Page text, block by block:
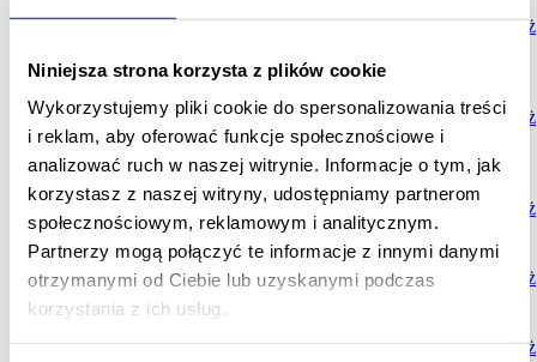
Niniejsza strona korzysta z plików cookie
Wykorzystujemy pliki cookie do spersonalizowania treści
i reklam, aby oferować funkcje społecznościowe i
analizować ruch w naszej witrynie. Informacje o tym, jak
korzystasz z naszej witryny, udostępniamy partnerom
społecznościowym, reklamowym i analitycznym.
Partnerzy mogą połączyć te informacje z innymi danymi
otrzymanymi od Ciebie lub uzyskanymi podczas
korzystania z ich usług.
N4 96 34,41 2 drugie sprzedane 305,00 Pokaż
N4 13 69,22 4 trzecie sprzedane zł827
179,00
zł
Pokaż
50,90 sprzedane
488
zł
Pokaż
N4 15 67,81 4 trzecie sprzedane
650
976,00
Pokaż
N4 28 53,96 3 trzecie sprzedane 016,00 Pokaż